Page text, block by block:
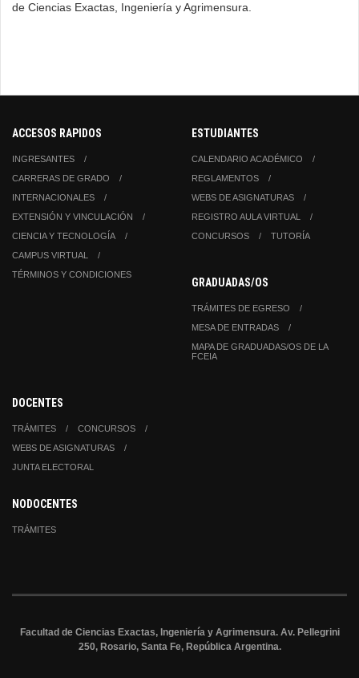
de Ciencias Exactas, Ingeniería y Agrimensura.
ACCESOS RAPIDOS
INGRESANTES
CARRERAS DE GRADO
INTERNACIONALES
EXTENSIÓN Y VINCULACIÓN
CIENCIA Y TECNOLOGÍA
CAMPUS VIRTUAL
TÉRMINOS Y CONDICIONES
ESTUDIANTES
CALENDARIO ACADÉMICO
REGLAMENTOS
WEBS DE ASIGNATURAS
REGISTRO AULA VIRTUAL
CONCURSOS
TUTORÍA
GRADUADAS/OS
TRÁMITES DE EGRESO
MESA DE ENTRADAS
MAPA DE GRADUADAS/OS DE LA
FCEIA
DOCENTES
TRÁMITES
CONCURSOS
WEBS DE ASIGNATURAS
JUNTA ELECTORAL
NODOCENTES
TRÁMITES
Facultad de Ciencias Exactas, Ingeniería y Agrimensura. Av. Pellegrini
250, Rosario, Santa Fe, República Argentina.